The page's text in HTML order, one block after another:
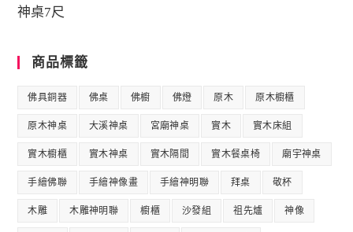
神桌7尺
商品標籤
佛具銅器 佛桌 佛櫥 佛燈 原木 原木櫥櫃
原木神桌 大溪神桌 宮廟神桌 實木 實木床組
實木櫥櫃 實木神桌 實木隔間 實木餐桌椅 廟宇神桌
手繪佛聯 手繪神像畫 手繪神明聯 拜桌 敬杯
木雕 木雕神明聯 櫥櫃 沙發組 祖先爐 神像